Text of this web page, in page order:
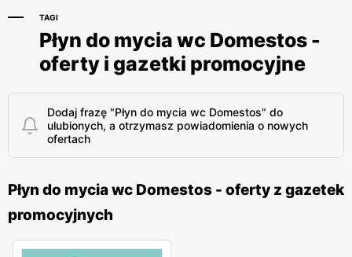
TAGI
Płyn do mycia wc Domestos -
oferty i gazetki promocyjne
Dodaj frazę "Płyn do mycia wc Domestos" do
ulubionych, a otrzymasz powiadomienia o nowych
ofertach
Płyn do mycia wc Domestos - oferty z gazetek
promocyjnych